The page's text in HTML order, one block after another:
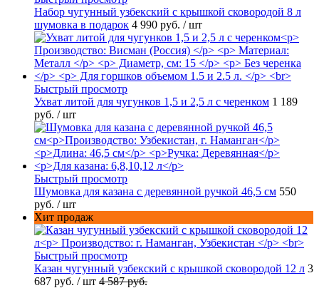
Набор чугунный узбекский с крышкой сковородой 8 л
шумовка в подарок 4 990 руб. / шт
Быстрый просмотр
Ухват литой для чугунков 1,5 и 2,5 л с черенком 1 189
руб. / шт
Быстрый просмотр
Шумовка для казана с деревянной ручкой 46,5 см 550
руб. / шт
Хит продаж
Быстрый просмотр
Казан чугунный узбекский с крышкой сковородой 12 л 3
687 руб. / шт 4 587 руб.